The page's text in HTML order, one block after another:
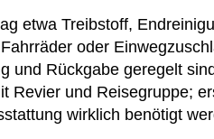
etwa Treibstoff,
oder
und Rückgabe geregelt
Revier und Reisegruppe;
wirklich benötigt